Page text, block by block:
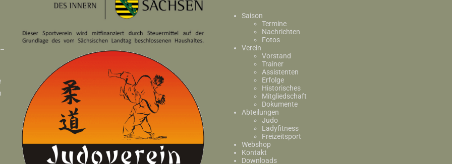
Saison
Termine
Nachrichten
Fotos
Verein
Vorstand
Trainer
Assistenten
Erfolge
Historisches
Mitgliedschaft
Dokumente
Abteilungen
Judo
Ladyfitness
Freizeitsport
Webshop
Kontakt
Downloads